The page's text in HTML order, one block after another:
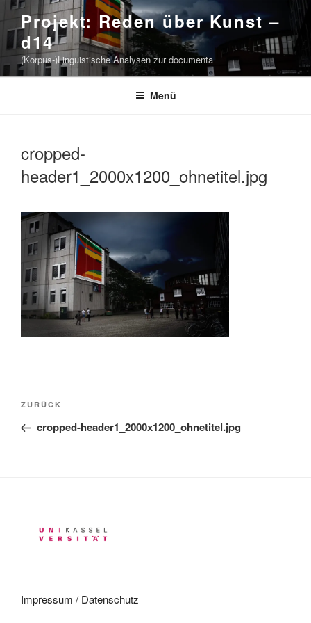
Zum
Inhalt
springen
Projekt: Reden über Kunst –
d14
(Korpus-)Linguistische Analysen zur documenta
Menü
cropped-
header1_2000x1200_ohnetitel.jpg
Beitragsnavigation
Vorheriger
Beitrag
ZURÜCK
cropped-header1_2000x1200_ohnetitel.jpg
Impressum / Datenschutz